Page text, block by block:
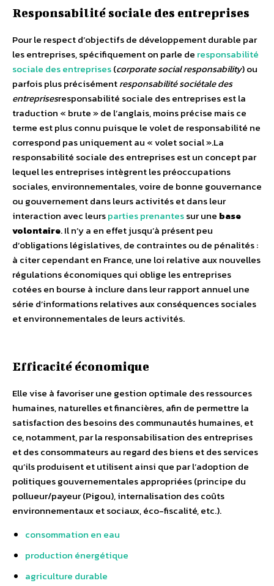
Responsabilité sociale des entreprises
Pour le respect d’objectifs de développement durable par
les entreprises, spécifiquement on parle de responsabilité
sociale des entreprises(corporate social responsability) ou
parfois plus précisémentresponsabilité sociétale des
entreprisesresponsabilité sociale des entreprises est la
traduction « brute » de l’anglais, moins précise mais ce
terme est plus connu puisque le volet de responsabilité ne
correspond pas uniquement au « volet social ».La
responsabilité sociale des entreprises est un concept par
lequel les entreprises intègrent les préoccupations
sociales, environnementales, voire de bonne gouvernance
ou gouvernement dans leurs activités et dans leur
interaction avec leursparties prenantessur une base
volontaire. Il n’y a en effet jusqu’à présent peu
d’obligations législatives, de contraintes ou de pénalités :
à citer cependant en France, une loi relative aux nouvelles
régulations économiques qui oblige les entreprises
cotées en bourse à inclure dans leur rapport annuel une
série d’informations relatives aux conséquences sociales
et environnementales de leurs activités.
Efficacité économique
Elle vise à favoriser une gestion optimale des ressources
humaines, naturelles et financières, afin de permettre la
satisfaction des besoins des communautés humaines, et
ce, notamment, par la responsabilisation des entreprises
et des consommateurs au regard des biens et des services
qu’ils produisent et utilisent ainsi que par l’adoption de
politiques gouvernementales appropriées (principe du
pollueur/payeur (Pigou), internalisation des coûts
environnementaux et sociaux, éco-fiscalité, etc.).
consommation en eau
production énergétique
agriculture durable